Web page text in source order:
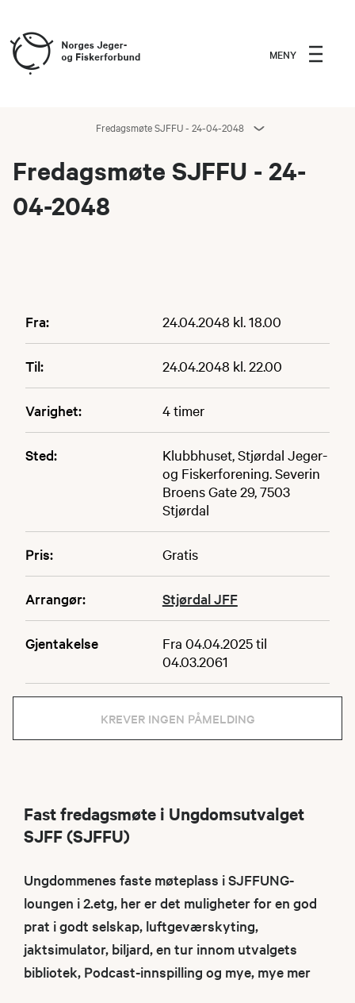
MENY
Fredagsmøte SJFFU - 24-04-2048
Fredagsmøte SJFFU - 24-
04-2048
Fra: 24.04.2048 kl. 18.00
Til: 24.04.2048 kl. 22.00
Varighet: 4 timer
Sted:
Klubbhuset, Stjørdal Jeger-
og Fiskerforening. Severin
Broens Gate 29, 7503
Stjørdal
Pris: Gratis
Arrangør: Stjørdal JFF
Gjentakelse
Fra 04.04.2025 til
04.03.2061
KREVER INGEN PÅMELDING
Fast fredagsmøte i Ungdomsutvalget
SJFF (SJFFU)
Ungdommenes faste møteplass i SJFFUNG-
loungen i 2.etg, her er det muligheter for en god
prat i godt selskap, luftgeværskyting,
jaktsimulator, biljard, en tur innom utvalgets
bibliotek, Podcast-innspilling og mye, mye mer